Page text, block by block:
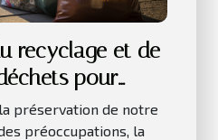
recyclage et de
pour
préservation de notre
préoccupations, la